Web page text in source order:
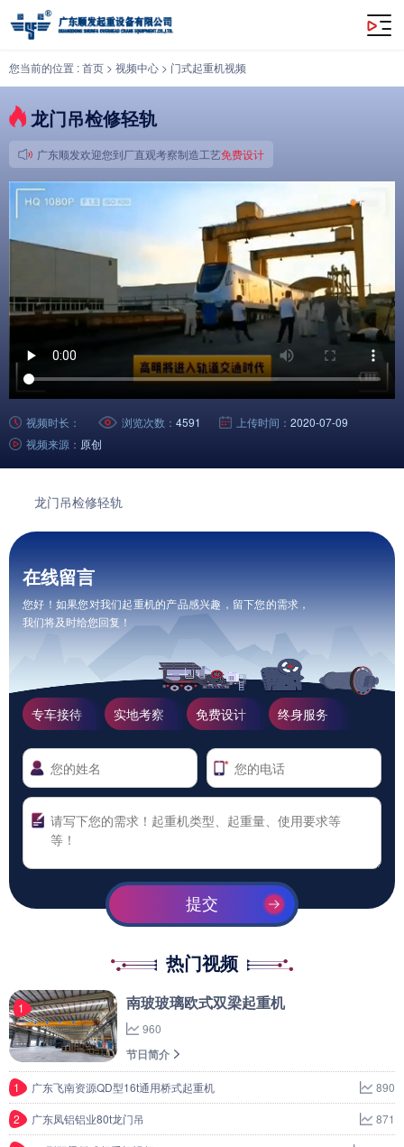
龙门吊检修轻轨
您当前的位置 :首页 > 视频中心 > 门式起重机视频
龙门吊检修轻轨
广东顺发欢迎您到厂直观考察制造工艺免费设计
视频时长： 浏览次数： 4591 上传时间： 2020-07-09
视频来源： 原创
龙门吊检修轻轨
在线留言
您好！如果您对我们起重机的产品感兴趣，留下您的需求，
我们将及时给您回复！
专车接待 实地考察 免费设计 终身服务
提交
热门视频
1 南玻玻璃欧式双梁起重机
960
节日简介
1 广东飞南资源QD型16t通用桥式起重机 890
2 广东凤铝铝业80t龙门吊 871